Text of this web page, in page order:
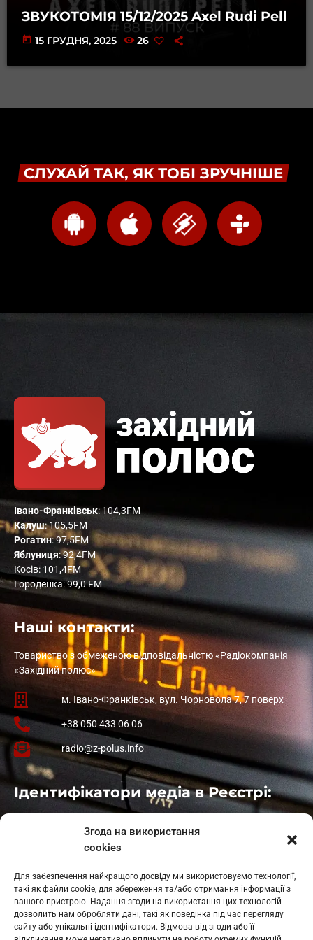
Згода на використання
cookies
Для забезпечення найкращого досвіду ми використовуємо технології,
такі як файли cookie, для збереження та/або отримання інформації з
вашого пристрою. Надання згоди на використання цих технологій
дозволить нам обробляти дані, такі як поведінка під час перегляду
сайту або унікальні ідентифікатори. Відмова від згоди або її
ЗВУКОТОМІЯ 15/12/2025 Axel Rudi Pell
today 15 ГРУДНЯ, 2025 26
СЛУХАЙ ТАК, ЯК ТОБІ ЗРУЧНІШЕ
Івано-Франківськ: 104,3FM
Калуш: 105,5FM
Рогатин: 97,5FM
Яблуниця: 92,4FM
Косів: 101,4FM
Городенка: 99,0 FM
Наші контакти:
Товариство з обмеженою відповідальністю «Радіокомпанія
«Західний полюс»
м. Івано-Франківськ, вул. Чорновола 7, 7 поверх
+38 050 433 06 06
radio@z-polus.info
Ідентифікатори медіа в Реєстрі:
: L11-01410
: L11-01801
Косів: L11-01805
Гарасимів: L11-02274